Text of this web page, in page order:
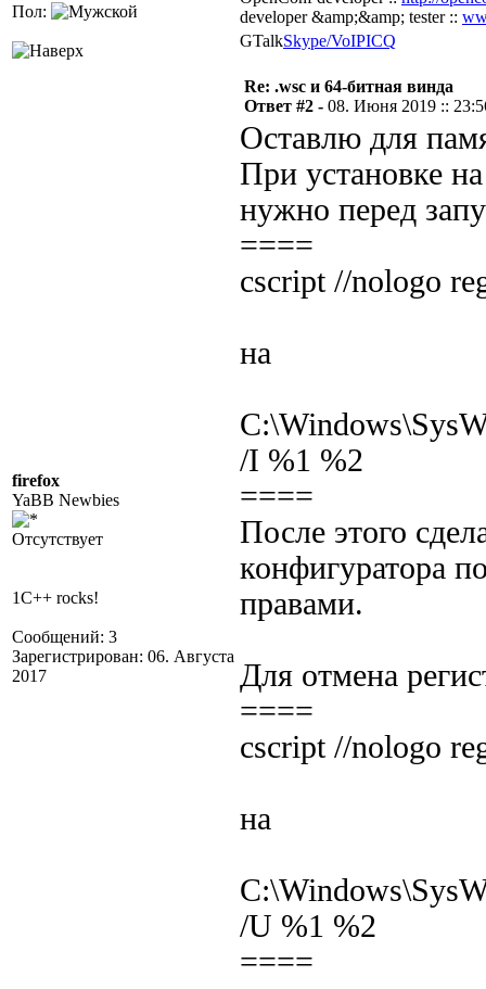
Пол:
developer &amp;&amp; tester ::
GTalkSkype/VoIPICQ
firefox
YaBB Newbies
Отсутствует
1C++ rocks!
Сообщений: 3
Зарегистрирован: 06. Августа
2017
Re: .wsc и 64-битная винда
Ответ #2 - 08. Июня 2019 ::
Оставлю для
При установке
нужно перед
====
cscript //nologo
на
/I %1 %2
====
После этого
конфигуратора
правами.
Для отмена
====
cscript //nologo
на
/U %1 %2
====